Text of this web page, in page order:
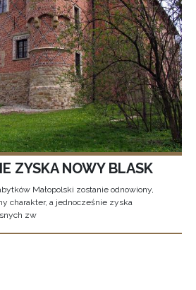
ZYSKA NOWY BLASK
Małopolski zostanie odnowiony,
charakter, a jednocześnie zyska
zw